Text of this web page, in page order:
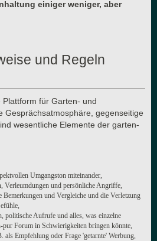
einiger weniger, aber
und Regeln
für Garten- und
Gesprächsatmosphäre, gegenseitige
wesentliche Elemente der garten-
Umgangston miteinander,
Verleumdungen und persönliche Angriffe,
Bemerkungen und Vergleiche und die Verletzung
politische Aufrufe und alles, was einzelne
pur Forum in Schwierigkeiten bringen könnte,
als Empfehlung oder Frage 'getarnte' Werbung,